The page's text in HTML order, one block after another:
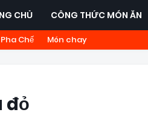
CHỦ CÔNG THỨC MÓN ĂN
Pha Chế Món chay
đỏ